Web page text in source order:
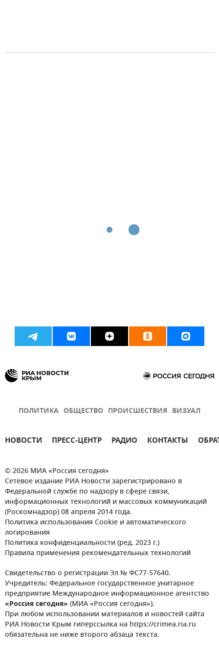
ПОЛИТИКА ОБЩЕСТВО ПРОИСШЕСТВИЯ ВИЗУАЛ
НОВОСТИ ПРЕСС-ЦЕНТР РАДИО КОНТАКТЫ
© 2026 МИА «Россия сегодня»
Сетевое издание РИА Новости зарегистрировано в
Федеральной службе по надзору в сфере связи,
информационных технологий и массовых коммуникаций
(Роскомнадзор) 08 апреля 2014 года.
Политика использования Cookie и автоматического
логирования
Политика конфиденциальности (ред. 2023 г.)
Правила применения рекомендательных технологий
Свидетельство о регистрации Эл № ФС77-57640.
Учредитель: Федеральное государственное унитарное
предприятие Международное информационное агентство
«Россия сегодня» (МИА «Россия сегодня»).
При любом использовании материалов и новостей сайта
РИА Новости Крым гиперссылка на https://crimea.ria.ru
обязательна не ниже второго абзаца текста.